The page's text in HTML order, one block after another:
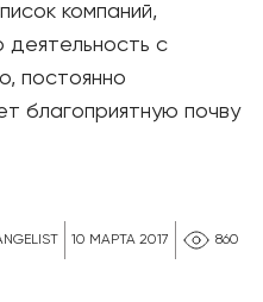
10 МАРТА 2017 860
компаний,
с
постоянно
благоприятную почву